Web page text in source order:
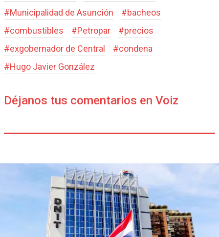
#Municipalidad de Asunción #bacheos
#combustibles #Petropar #precios
#exgobernador de Central #condena
#Hugo Javier González
Déjanos tus comentarios en Voiz